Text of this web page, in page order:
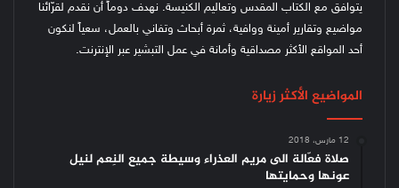
يتوافق مع الكتاب المقدس وتعاليم الكنيسة. نهدف دوماً أن نقدم لقرّائنا
مواضيع وتقارير أمينة ووافية، ثمرة أبحاث وتفاني بالعمل، سعياً لنكون
أحد المواقع الأكثر مصداقية وأمانة في عمل التبشير عبر الإنترنت.
المواضيع الأكثر زيارة
12 مارس، 2018
صلاة فعّالة الى مريم العذراء وسيطة جميع النِعم لنيل
عونها وحمايتها